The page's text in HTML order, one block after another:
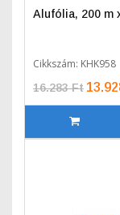
Alufólia, 200 m
Cikkszám: KHK958
16.283 Ft